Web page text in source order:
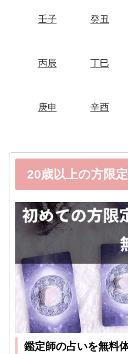
壬子 癸丑
丙辰 丁巳
庚申 辛酉
20歳以上の方限定
鑑定師の占いを無料